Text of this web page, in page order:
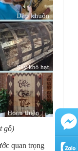
gỗ)
quan trọng